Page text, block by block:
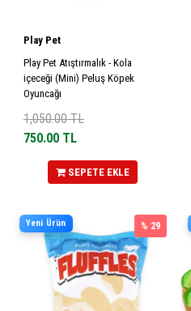
Play Pet
Play Pet Atıştırmalık - Kola
içeceği (Mini) Peluş Köpek
Oyuncağı
1,050.00TL
750.00TL
SEPETE EKLE
Yeni Ürün % 29